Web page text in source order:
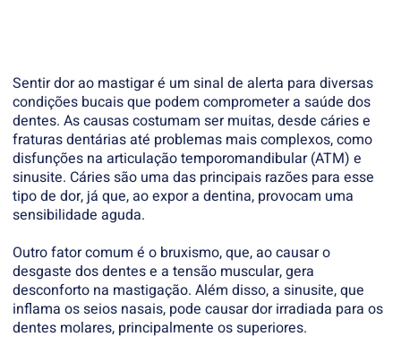
Sentir dor ao mastigar é um sinal de alerta para diversas
condições bucais que podem comprometer a saúde dos
dentes. As causas costumam ser muitas, desde cáries e
fraturas dentárias até problemas mais complexos, como
disfunções na articulação temporomandibular (ATM) e
sinusite. Cáries são uma das principais razões para esse
tipo de dor, já que, ao expor a dentina, provocam uma
sensibilidade aguda.
Outro fator comum é o bruxismo, que, ao causar o
desgaste dos dentes e a tensão muscular, gera
desconforto na mastigação. Além disso, a sinusite, que
inflama os seios nasais, pode causar dor irradiada para os
dentes molares, principalmente os superiores.